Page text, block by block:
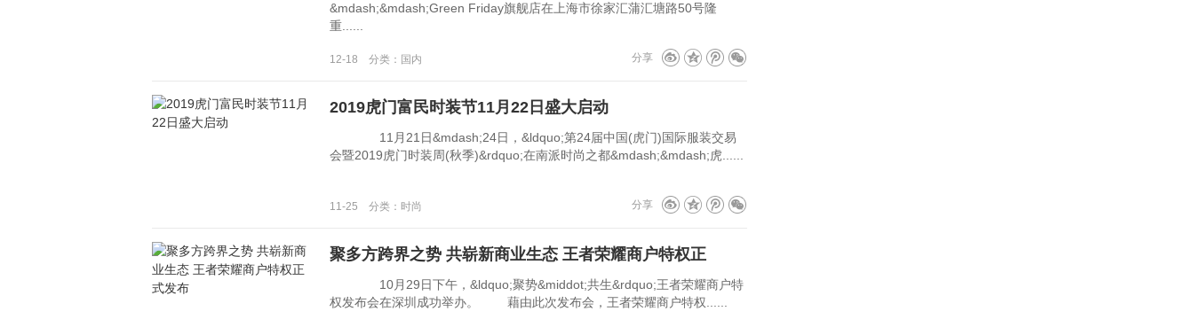
&mdash;&mdash;Green Friday旗舰店在上海市徐家汇蒲汇塘路50号隆
重......
12-18 分类：国内 分享
2019虎门富民时装节11月22日盛大启动
11月21日&mdash;24日，&ldquo;第24届中国(虎门)国际服装交易
会暨2019虎门时装周(秋季)&rdquo;在南派时尚之都&mdash;&mdash;虎......
11-25 分类：时尚 分享
聚多方跨界之势 共崭新商业生态 王者荣耀商户特权正
10月29日下午，&ldquo;聚势&middot;共生&rdquo;王者荣耀商户特
权发布会在深圳成功举办。 藉由此次发布会，王者荣耀商户特权......